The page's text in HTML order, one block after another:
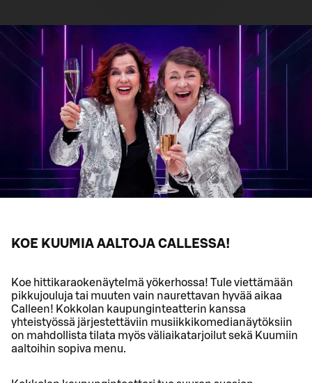
KOE KUUMIA AALTOJA CALLESSA!
Koe hittikaraokenäytelmä yökerhossa! Tule viettämään
pikkujouluja tai muuten vain naurettavan hyvää aikaa
Calleen! Kokkolan kaupunginteatterin kanssa
yhteistyössä järjestettäviin musiikkikomedianäytöksiin
on mahdollista tilata myös väliaikatarjoilut sekä Kuumiin
aaltoihin sopiva menu.